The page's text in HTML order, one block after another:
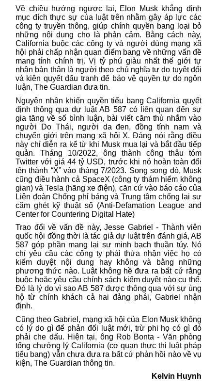
Về chiều hướng ngược lại, Elon Muskkhẳng định
mục đích thực sự của luật trên nhằm gây áp lực các
công ty truyền thông, giúp chính quyền bang loại bỏ
những nội dung cho là phản cảm. Bằng cách này,
California buộc các công ty và người dùng mạng xã
hội phải chấp nhận quan điểm bang về những vấn đề
mang tính chính trị. Vị tỷ phú giàu nhất thế giới tự
nhận bản thân là người theo chủ nghĩa tự do tuyệt đối
và kiên quyết đấu tranh để bảo vệ quyền tự do ngôn
luận, The Guardian đưa tin.
Nguyên nhân khiến quyền tiểu bang California quyết
định thông qua dự luật AB 587 có liên quan đến sự
gia tăng về số bình luận, bài viết căm thù nhắm vào
người Do Thái, người da đen, đồng tính nam và
chuyển giới trên mạng xã hội X. Đáng nói rằng điều
này chỉ diễn ra kể từ khi Musk mua lại và bắt đầu tiếp
quản. Tháng 10/2022, ông thành công thâu tóm
Twitter với giá 44 tỷ USD, trước khi nó hoàn toàn đổi
tên thành “X” vào tháng 7/2023. Song song đó, Musk
cũng điều hành cả SpaceX (công ty thám hiểm không
gian) và Tesla (hãng xe điện), căn cứ vào báo cáo của
Liên đoàn Chống phỉ báng và Trung tâm chống lại sự
căm ghét kỹ thuật số (Anti-Defamation League and
Center for Countering Digital Hate)
Trao đổi về vấn đề này, Jesse Gabriel - Thành viên
quốc hội đồng thời là tác giả dự luật trên đánh giá, AB
587 góp phần mang lại sự minh bạch thuần túy. Nó
chỉ yêu cầu các công ty phải thừa nhận việc họ có
kiểm duyệt nội dung hay không và bằng những
phương thức nào. Luật không hề đưa ra bất cứ rằng
buộc hoặc yêu cầu chính sách kiểm duyệt nào cụ thể.
Đó là lý do vì sao AB 587 được thông qua với sự ủng
hộ từ chính khách cả hai đảng phái, Gabriel nhận
định.
Cũng theo Gabriel, mạng xã hội của Elon Musk không
có lý do gì để phản đối luật mới, trừ phi họ có gì đó
phải che dấu. Hiện tại, ông Rob Bonta - Văn phòng
tổng chưởng lý California (cơ quan thực thi luật pháp
tiểu bang) vẫn chưa đưa ra bất cứ phản hồi nào về vụ
kiện, The Guardian thông tin.
Kelvin Huynh